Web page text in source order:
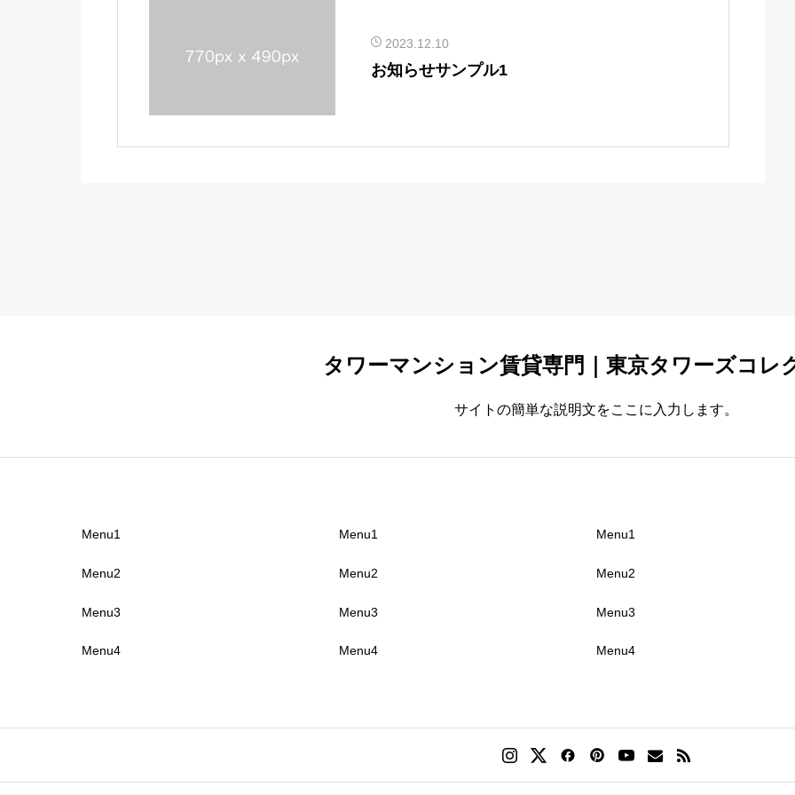
2023.12.10
お知らせサンプル1
タワーマンション賃貸専門｜東京タワーズコレ
サイトの簡単な説明文をここに入力します。
Menu1
Menu2
Menu3
Menu4
Menu1
Menu2
Menu3
Menu4
Menu1
Menu2
Menu3
Menu4